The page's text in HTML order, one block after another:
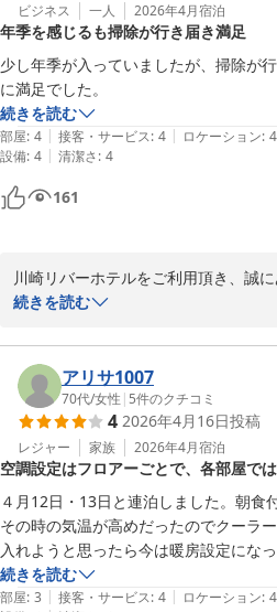
ご投稿にあります様に、当ホテルの目
ニも近くにございますので、買い物
これからも、お客様が快適にご滞在出
に努めて参ります。
今後とも川崎リバーホテルをご愛顧
申し上げます。
2026-04-21
ビジネス 一人 2026年4月宿泊
年季を感じるも掃除が行き届き満足
少し年季が入っていましたが、掃除が
続きを読む
部屋: 4 | 接客・サービス: 4 | ロケーション: 4
設備: 4 | 清潔さ: 4
161
川崎リバーホテルをご利用頂き、誠に
ご多忙の中、口コミへのご投稿もあり
当ホテルはお客様のご投稿にありま
おりますが、お客様が快適にご滞在
ります。
また、コスト的にご満足頂けたとの
います。
今後も、足を運んで頂ける様にスタッ
に努めて参ります。
続きを読む
アリサ1007
70代/女性 | 5件のクチコミ
4 2026年4月16日投稿
レジャー 家族 2026年4月宿泊
空調設定はフロアーごとで、各部屋では
４月12日・13日と連泊しました。朝食
その時の気温が高めだったのでクーラ
入れようと思ったら今は暖房設定にな
かったのが残念です。
続きを読む
部屋: 3 | 接客・サービス: 4 | ロケーション: 4